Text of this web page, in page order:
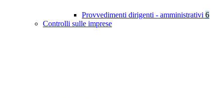
Provvedimenti dirigenti - amministrativi 6
Controlli sulle imprese